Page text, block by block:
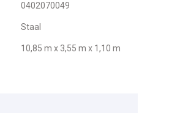
0402070049
Staal
10,85 m x 3,55 m x 1,10 m